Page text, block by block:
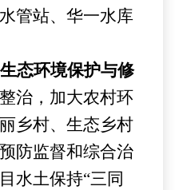
管站、华一水库
态环境保护与修
治， 加大农村环
乡村、 生态乡村
防监督和综合治
水土保持“三同